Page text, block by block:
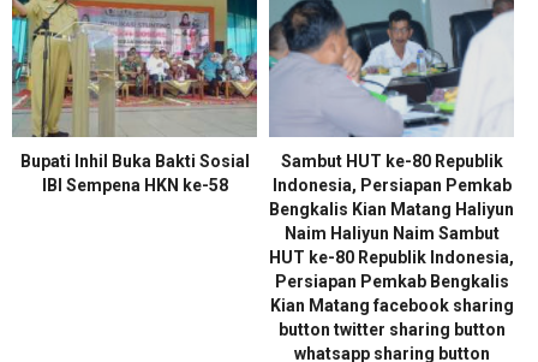
Bupati Inhil Buka Bakti Sosial
IBI Sempena HKN ke-58
Sambut HUT ke-80 Republik
Indonesia, Persiapan Pemkab
Bengkalis Kian Matang Haliyun
Naim Haliyun Naim Sambut
HUT ke-80 Republik Indonesia,
Persiapan Pemkab Bengkalis
Kian Matang facebook sharing
button twitter sharing button
whatsapp sharing button